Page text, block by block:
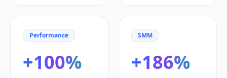
Performance
+100%
SMM
+186%